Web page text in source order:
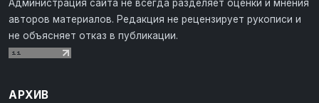
Администрация сайта не всегда разделяет оценки и мнения
авторов материалов. Редакция не рецензирует рукописи и
не объясняет отказ в публикации.
АРХИВ